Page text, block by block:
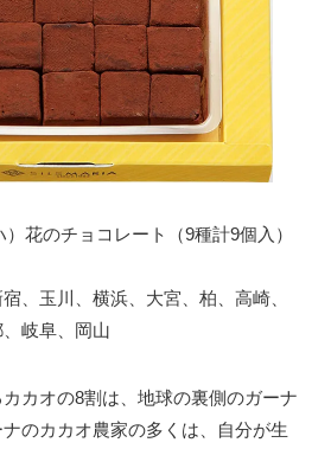
花のチョコレート（9種計9個入）
、玉川、横浜、大宮、柏、高崎、
岐阜、岡山
カオの8割は、地球の裏側のガーナ
のカカオ農家の多くは、自分が生